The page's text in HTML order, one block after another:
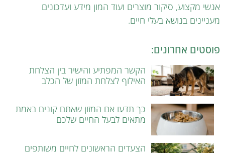
אנשי מקצוע, סיקור מוצרים ועוד המון מידע ועדכונים
מעניינים בנושא בעלי חיים.
פוסטים אחרונים:
הקשר המפתיע והישיר בין הצלחת
האילוף לצלחת המזון של הכלב
כך תדעו אם המזון שאתם קונים באמת
מתאים לבעל החיים שלכם
הצעדים הראשונים לחיים משותפים